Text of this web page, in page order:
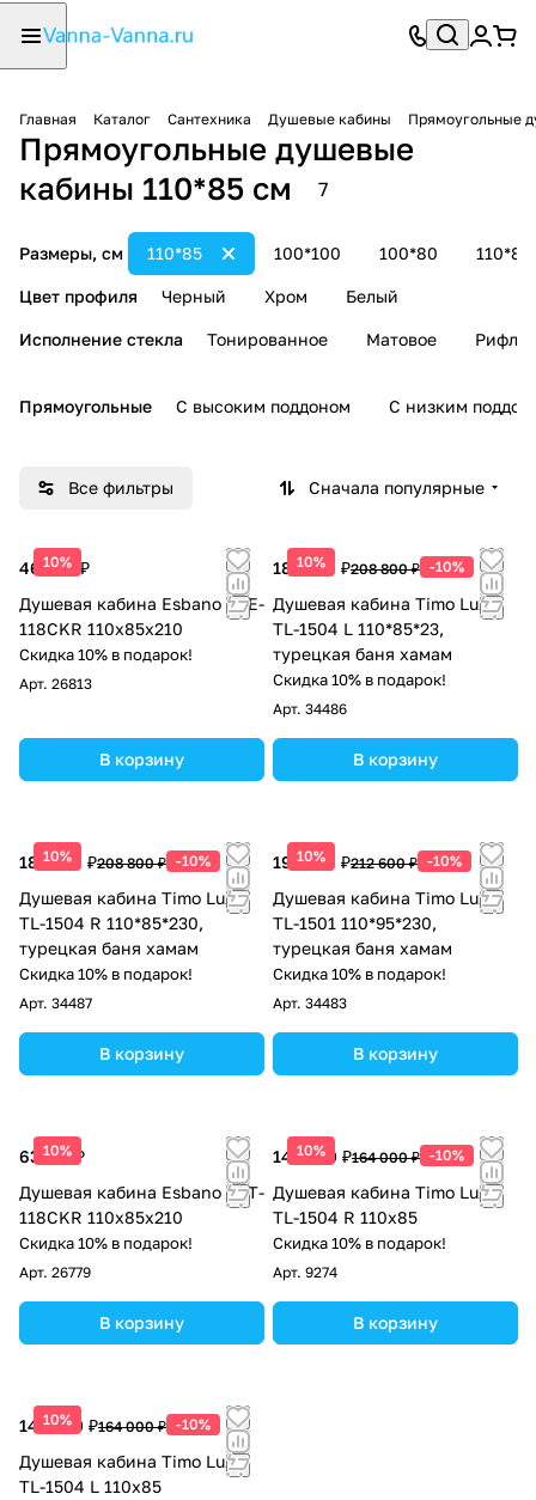
Главная Каталог Сантехника Душевые кабины Прямоугольные
Прямоугольные душевые
кабины 110*85 см
7
Размеры, см 100*100 100*80 110*80
110*85
Цвет профиля Черный Хром Белый
Исполнение стекла Тонированное Матовое
Прямоугольные С высоким поддоном С низким
Все фильтры Сначала популярные
10%
46 538 ₽
Душевая кабина Esbano ESE-
118CKR 110х85х210
Скидка 10% в подарок!
Арт. 26813
В корзину
10%
187 920 ₽208 800 ₽ -10%
Душевая кабина Timo Lux
TL-1504 L 110*85*23,
турецкая баня хамам
Скидка 10% в подарок!
Арт. 34486
В корзину
10%
187 920 ₽208 800 ₽ -10%
Душевая кабина Timo Lux
TL-1504 R 110*85*230,
турецкая баня хамам
Скидка 10% в подарок!
Арт. 34487
В корзину
10%
191 340 ₽212 600 ₽ -10%
Душевая кабина Timo Lux
TL-1501 110*95*230,
турецкая баня хамам
Скидка 10% в подарок!
Арт. 34483
В корзину
10%
63 113 ₽
Душевая кабина Esbano EST-
118CKR 110x85x210
Скидка 10% в подарок!
Арт. 26779
В корзину
10%
147 600 ₽164 000 ₽ -10%
Душевая кабина Timo Lux
TL-1504 R 110х85
Скидка 10% в подарок!
Арт. 9274
В корзину
10%
147 600 ₽164 000 ₽ -10%
Душевая кабина Timo Lux
TL-1504 L 110х85